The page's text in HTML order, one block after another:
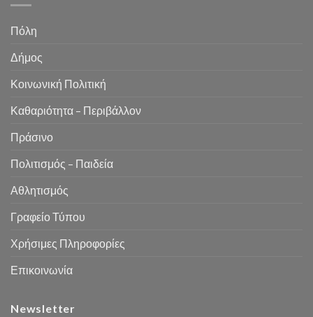
Πόλη
Δήμος
Κοινωνική Πολιτική
Καθαριότητα – Περιβάλλον
Πράσινο
Πολιτισμός – Παιδεία
Αθλητισμός
Γραφείο Τύπου
Χρήσιμες Πληροφορίες
Επικοινωνία
Newsletter